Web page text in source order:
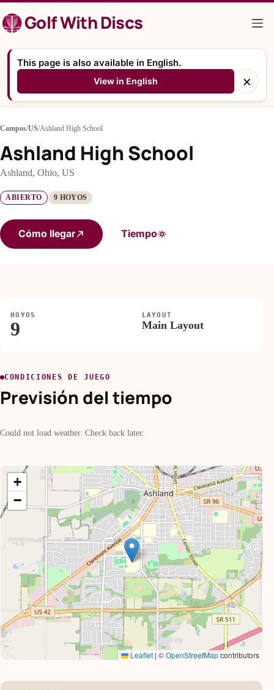
al
contenidoGolf With Discs
This page is also available in English.
View in English ×
Campos/US/Ashland High School
Ashland High School
Ashland, Ohio, US
ABIERTO 9 HOYOS
Cómo llegar Tiempo
HOYOS
9
LAYOUT
Main Layout
CONDICIONES DE JUEGO
Previsión del tiempo
Could not load weather. Check back later.
+
−
Leaflet | ©OpenStreetMapcontributors